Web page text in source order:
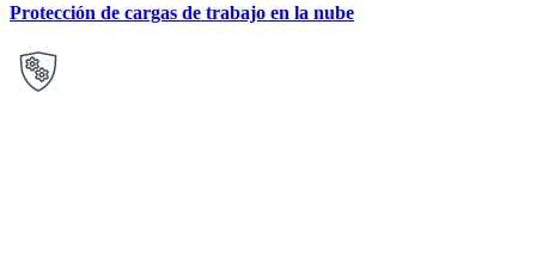
Protección de cargas de trabajo en la nube